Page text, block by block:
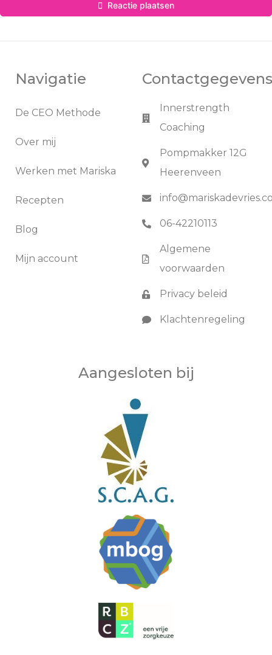
Reactie plaatsen
Navigatie
De CEO Methode
Over mij
Werken met Mariska
Recepten
Blog
Mijn account
Contactgegevens
Innerstrength
Coaching
Pompmakker 12G
Heerenveen
06-42210113
Algemene
voorwaarden
Privacy beleid
Klachtenregeling
Aangesloten bij